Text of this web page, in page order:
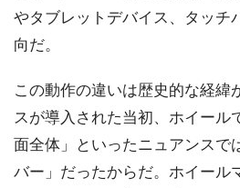
やタブレットデバイス、タッチ
向だ。
この動作の違いは歴史的な経緯
スが導入された当初、ホイール
面全体」といったニュアンスで
バー」だったからだ。ホイール